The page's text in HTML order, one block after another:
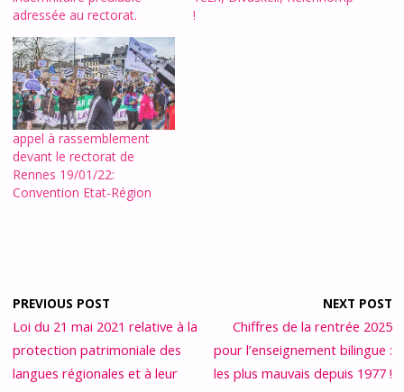
adressée au rectorat.
!
appel à rassemblement
devant le rectorat de
Rennes 19/01/22:
Convention Etat-Région
PREVIOUS POST
Loi du 21 mai 2021 relative à la
protection patrimoniale des
langues régionales et à leur
NEXT POST
Chiffres de la rentrée 2025
pour l’enseignement bilingue :
les plus mauvais depuis 1977 !